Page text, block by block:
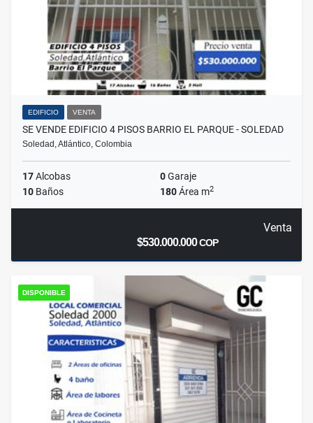
EDIFICIO VENTA
SE VENDE EDIFICIO 4 PISOS BARRIO EL PARQUE - SOLEDAD
Soledad, Atlántico, Colombia
17Alcobas 0Garaje
10 Baños 180Área m2
Venta
$530.000.000COP
DISPONIBLE